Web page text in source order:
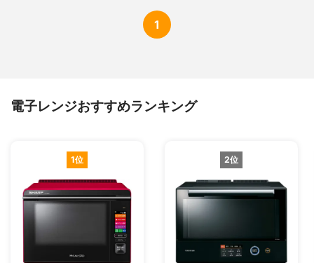
1
電子レンジおすすめランキング
1位 2位